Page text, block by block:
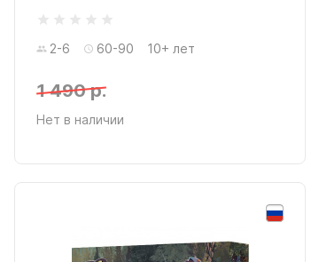
2-6 60-90 10+ лет
1 490 р.
Нет в наличии